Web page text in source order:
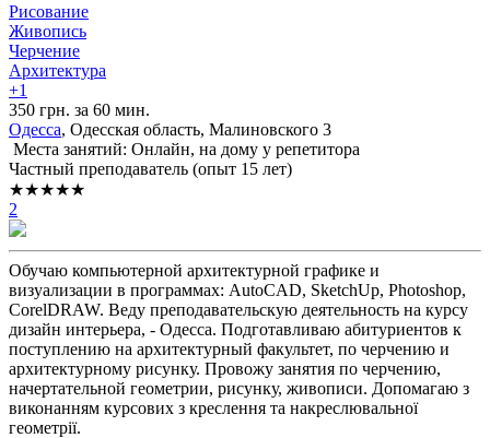
Рисование
Живопись
Черчение
Архитектура
+1
350 грн. за 60 мин.
Одесса, Одесская область, Малиновского 3
Места занятий: Онлайн, на дому у репетитора
Частный преподаватель (опыт 15 лет)
★★★★★
2
Обучаю компьютерной архитектурной графике и
визуализации в программах: AutoCAD, SketchUp, Photoshop,
CorelDRAW. Веду преподавательскую деятельность на курсу
дизайн интерьера, - Одесса. Подготавливаю абитуриентов к
поступлению на архитектурный факультет, по черчению и
архитектурному рисунку. Провожу занятия по черчению,
начертательной геометрии, рисунку, живописи. Допомагаю з
виконанням курсових з креслення та накреслювальної
геометрії.